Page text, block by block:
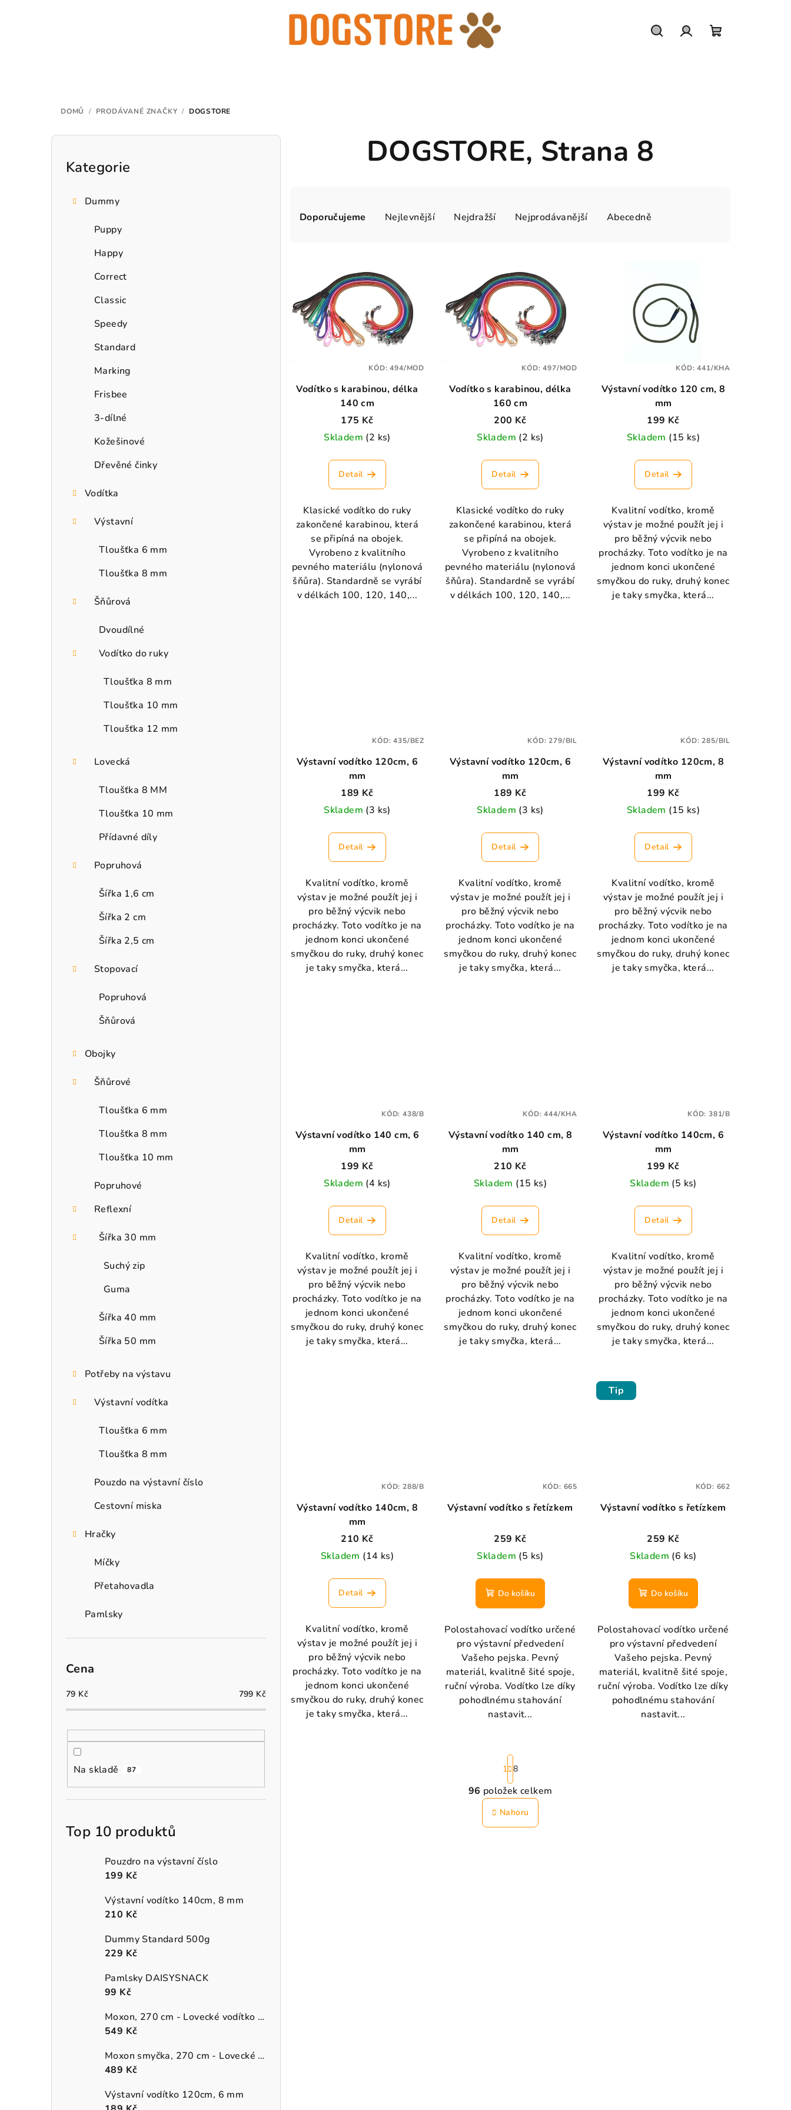
DOMŮ / PRODÁVANÉ ZNAČKY / DOGSTORE
P
Přeskočit
Kategorie
Dummy
Puppy
Happy
Correct
Classic
Speedy
Standard
Marking
Frisbee
3-dílné
Kožešinové
Dřevěné činky
Vodítka
Výstavní
Tloušťka 6 mm
Tloušťka 8 mm
Šňůrová
Dvoudílné
Vodítko do ruky
Tloušťka 8 mm
Tloušťka 10 mm
Tloušťka 12 mm
Lovecká
Tloušťka 8 MM
Tloušťka 10 mm
Přídavné díly
Popruhová
Šířka 1,6 cm
Šířka 2 cm
Šířka 2,5 cm
Stopovací
Popruhová
Šňůrová
Obojky
Šňůrové
Tloušťka 6 mm
Tloušťka 8 mm
Tloušťka 10 mm
Popruhové
Reflexní
Šířka 30 mm
Suchý zip
Guma
Šířka 40 mm
Šířka 50 mm
Potřeby na výstavu
Výstavní vodítka
Tloušťka 6 mm
Tloušťka 8 mm
Pouzdo na výstavní číslo
Cestovní miska
Hračky
Míčky
Přetahovadla
Pamlsky
Cena
79 Kč 799 Kč
Na skladě 87
Top 10 produktů
Pouzdro na výstavní číslo
199 Kč
Výstavní vodítko 140cm, 8 mm
210 Kč
Dummy Standard 500g
229 Kč
Pamlsky DAISYSNACK
99 Kč
Moxon, 270 cm - Lovecké vodítko (přepínací)
549 Kč
Moxon smyčka, 270 cm - Lovecké vodítko (přepínací)
489 Kč
Výstavní vodítko 120cm, 6 mm
DOGSTORE, Strana 8
a
í
o
Doporučujeme Nejlevnější Nejdražší Nejprodávanější Abecedně
p
r
ů
Vodítko s karabinou, délka
140 cm
175 Kč
Skladem (2 ks)
Detail
Klasické vodítko do ruky
zakončené karabinou, která
se připíná na obojek.
Vyrobeno z kvalitního
pevného materiálu (nylonová
šňůra). Standardně se vyrábí
v délkách 100, 120, 140,...
KÓD:494/MOD
Vodítko s karabinou, délka
160 cm
200 Kč
Skladem (2 ks)
Detail
Klasické vodítko do ruky
zakončené karabinou, která
se připíná na obojek.
Vyrobeno z kvalitního
pevného materiálu (nylonová
šňůra). Standardně se vyrábí
v délkách 100, 120, 140,...
KÓD:497/MOD
Výstavní vodítko 120 cm, 8
mm
199 Kč
Skladem (15 ks)
Detail
Kvalitní vodítko, kromě
výstav je možné použít jej i
pro běžný výcvik nebo
procházky. Toto vodítko je na
jednom konci ukončené
smyčkou do ruky, druhý konec
je taky smyčka, která...
KÓD:441/KHA
Výstavní vodítko 120cm, 6
mm
189 Kč
Skladem (3 ks)
Detail
Kvalitní vodítko, kromě
výstav je možné použít jej i
pro běžný výcvik nebo
procházky. Toto vodítko je na
jednom konci ukončené
smyčkou do ruky, druhý konec
je taky smyčka, která...
KÓD:435/BEZ
Výstavní vodítko 120cm, 6
mm
189 Kč
Skladem (3 ks)
Detail
Kvalitní vodítko, kromě
výstav je možné použít jej i
pro běžný výcvik nebo
procházky. Toto vodítko je na
jednom konci ukončené
smyčkou do ruky, druhý konec
je taky smyčka, která...
KÓD:279/BIL
Výstavní vodítko 120cm, 8
mm
199 Kč
Skladem (15 ks)
Detail
Kvalitní vodítko, kromě
výstav je možné použít jej i
pro běžný výcvik nebo
procházky. Toto vodítko je na
jednom konci ukončené
smyčkou do ruky, druhý konec
je taky smyčka, která...
KÓD:285/BIL
Výstavní vodítko 140 cm, 6
mm
199 Kč
Skladem (4 ks)
Detail
Kvalitní vodítko, kromě
výstav je možné použít jej i
pro běžný výcvik nebo
procházky. Toto vodítko je na
jednom konci ukončené
smyčkou do ruky, druhý konec
je taky smyčka, která...
KÓD: 438/B
Výstavní vodítko 140 cm, 8
mm
210 Kč
Skladem (15 ks)
Detail
Kvalitní vodítko, kromě
výstav je možné použít jej i
pro běžný výcvik nebo
procházky. Toto vodítko je na
jednom konci ukončené
smyčkou do ruky, druhý konec
je taky smyčka, která...
KÓD:444/KHA
Výstavní vodítko 140cm, 6
mm
199 Kč
Skladem (5 ks)
Detail
Kvalitní vodítko, kromě
výstav je možné použít jej i
pro běžný výcvik nebo
procházky. Toto vodítko je na
jednom konci ukončené
smyčkou do ruky, druhý konec
je taky smyčka, která...
KÓD: 381/B
Výstavní vodítko 140cm, 8
mm
210 Kč
Skladem (14 ks)
Detail
Kvalitní vodítko, kromě
výstav je možné použít jej i
pro běžný výcvik nebo
procházky. Toto vodítko je na
jednom konci ukončené
smyčkou do ruky, druhý konec
je taky smyčka, která...
KÓD: 288/B
Výstavní vodítko s řetízkem
259 Kč
Skladem (5 ks)
Do košíku
Polostahovací vodítko určené
pro výstavní předvedení
Vašeho pejska. Pevný
materiál, kvalitně šité spoje,
ruční výroba. Vodítko lze díky
pohodlnému stahování
nastavit...
KÓD: 665
Tip
Výstavní vodítko s řetízkem
259 Kč
Skladem (6 ks)
Do košíku
Polostahovací vodítko určené
pro výstavní předvedení
Vašeho pejska. Pevný
materiál, kvalitně šité spoje,
ruční výroba. Vodítko lze díky
pohodlnému stahování
nastavit...
KÓD: 662
O
v
l
S
t
r
á
n
k
1 8
96 položek celkem
Nahoru